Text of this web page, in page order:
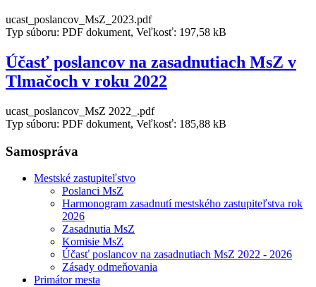
ucast_poslancov_MsZ_2023.pdf
Typ súboru: PDF dokument, Veľkosť: 197,58 kB
Účasť poslancov na zasadnutiach MsZ v
Tlmačoch v roku 2022
ucast_poslancov_MsZ 2022_.pdf
Typ súboru: PDF dokument, Veľkosť: 185,88 kB
Samospráva
Mestské zastupiteľstvo
Poslanci MsZ
Harmonogram zasadnutí mestského zastupiteľstva rok
2026
Zasadnutia MsZ
Komisie MsZ
Účasť poslancov na zasadnutiach MsZ 2022 - 2026
Zásady odmeňovania
Primátor mesta